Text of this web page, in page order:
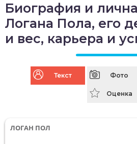
Биография и
Логана Пола, его
и вес, карьера и
Текст Фото
Оценка
ЛОГАН ПОЛ